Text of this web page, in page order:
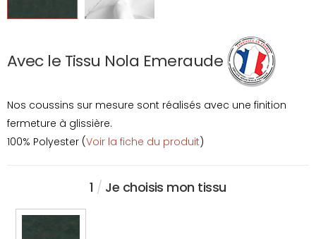
Avec le Tissu Nola Emeraude
Nos coussins sur mesure sont réalisés avec une finition
fermeture à glissière.
100% Polyester (Voir la fiche du produit)
1 / Je choisis mon tissu